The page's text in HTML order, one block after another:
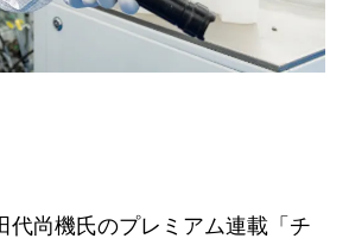
尚機氏のプレミアム連載「チ